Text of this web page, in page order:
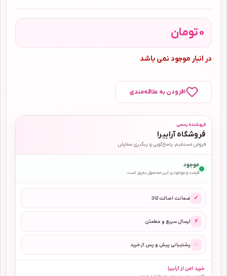
0تومان
در انبار موجود نمی باشد
افزودن به علاقه‌مندی
فروشنده رسمی
فروشگاه آرابیرا
فروش مستقیم، پاسخ‌گویی و پیگیری سفارش
موجود
قیمت و موجودی این محصول به‌روز است.
✓ ضمانت اصالت کالا
⚡ ارسال سریع و مطمئن
◌ پشتیبانی پیش و پس از خرید
خرید امن از آرابیرا